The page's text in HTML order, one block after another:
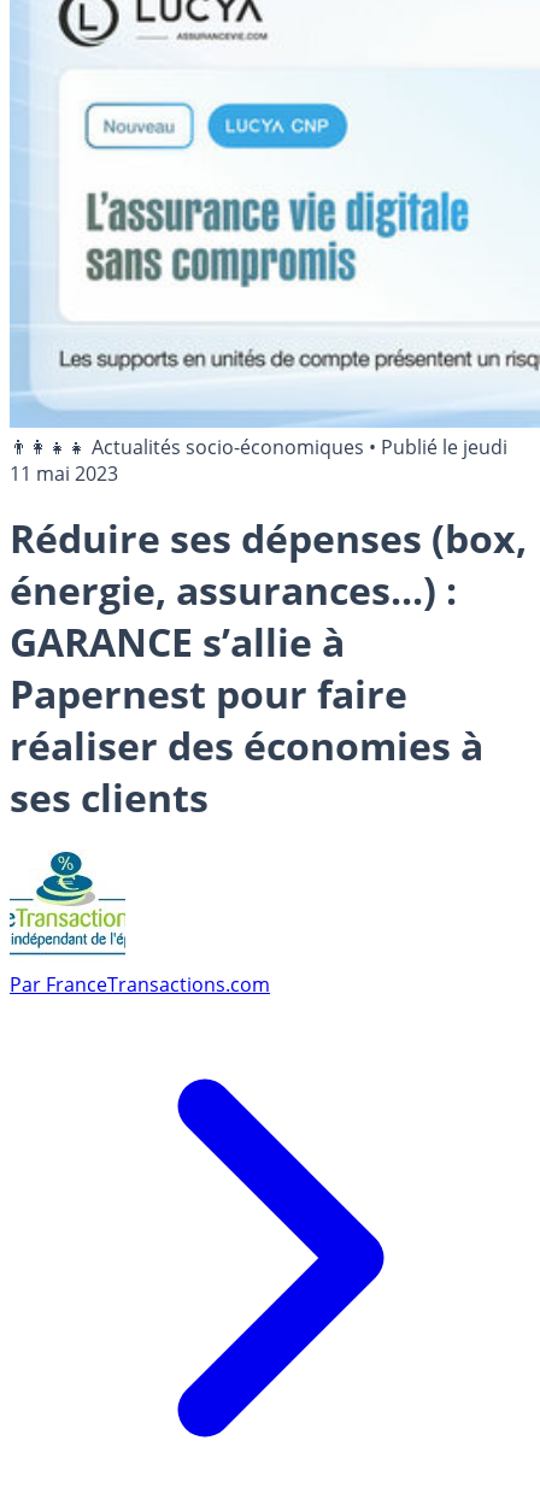
👨‍👩‍👧‍👧 Actualités socio-économiques • Publié le jeudi
11 mai 2023
Réduire ses dépenses (box,
énergie, assurances...) :
GARANCE s’allie à
Papernest pour faire
réaliser des économies à
ses clients
Par FranceTransactions.com